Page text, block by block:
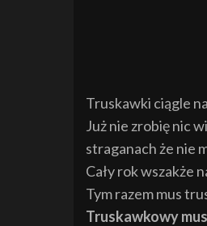
Truskawki ciągle
Już nie zrobię nic
straganach że nie
Cały rok wszakże
Tym razem mus
Truskawkowy